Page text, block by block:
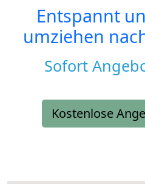
Entspannt
umziehen
Sofort
Kostenlose